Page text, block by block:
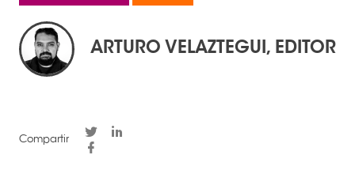
ARTURO VELAZTEGUI, EDITOR
Compartir